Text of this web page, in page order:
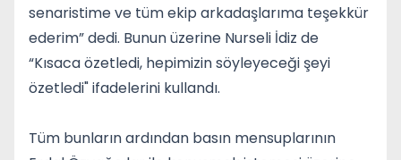
senaristime ve tüm ekip arkadaşlarıma teşekkür
ederim” dedi. Bunun üzerine Nurseli İdiz de
“Kısaca özetledi, hepimizin söyleyeceği şeyi
özetledi" ifadelerini kullandı.
Tüm bunların ardından basın mensuplarının